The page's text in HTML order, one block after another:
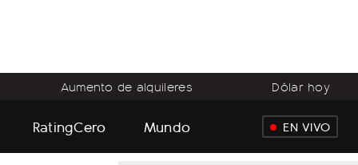
Aumento de alquileres Dólar hoy
RatingCero Mundo EN VIVO